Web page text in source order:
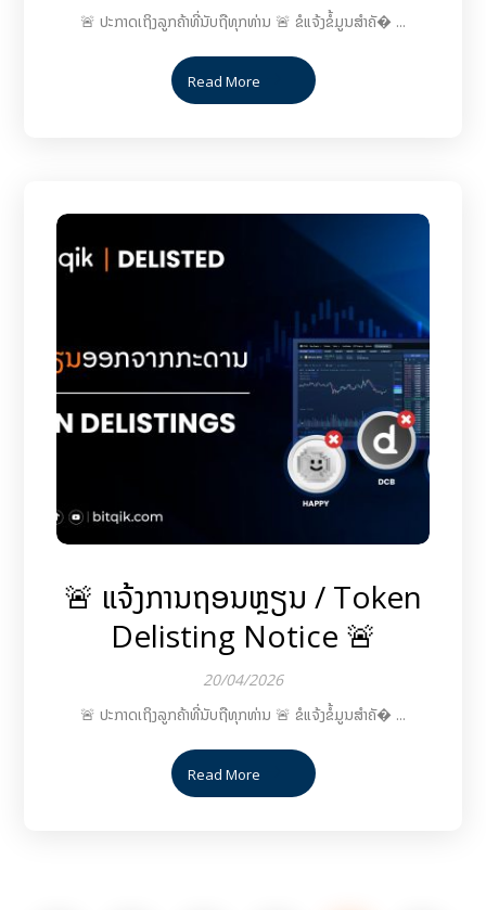
🚨 ປະກາດເຖິງລູກຄ້າທີ່ນັບຖືທຸກທ່ານ 🚨 ຂໍແຈ້ງຂໍ້ມູນສຳຄັ� ...
Read More
🚨 ແຈ້ງການຖອນຫຼຽນ / Token
Delisting Notice 🚨
20/04/2026
🚨 ປະກາດເຖິງລູກຄ້າທີ່ນັບຖືທຸກທ່ານ 🚨 ຂໍແຈ້ງຂໍ້ມູນສຳຄັ� ...
Read More